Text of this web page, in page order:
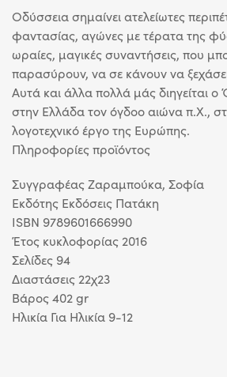
Οδύσσεια σημαίνει ατελείωτες
φαντασίας, αγώνες με τέρατα της
ωραίες, μαγικές συναντήσεις, που
παρασύρουν, να σε κάνουν να
Αυτά και άλλα πολλά μάς διηγείται
στην Ελλάδα τον όγδοο αιώνα π.Χ.,
λογοτεχνικό έργο της Ευρώπης.
Πληροφορίες προϊόντος
Συγγραφέας Ζαραμπούκα, Σοφία
Eκδότης Εκδόσεις Πατάκη
ISBN 9789601666990
Έτος κυκλοφορίας 2016
Σελίδες 94
Διαστάσεις 22χ23
Βάρος 402 gr
Ηλικία Για Ηλικία 9-12